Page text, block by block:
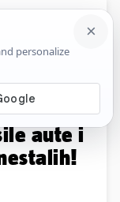
Komentari
mrtvih u
aute i